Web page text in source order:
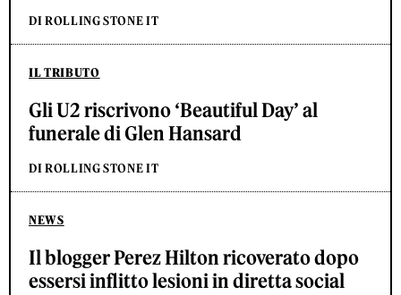
DI ROLLING STONE IT
IL TRIBUTO
Gli U2 riscrivono ‘Beautiful Day’ al
funerale di Glen Hansard
DI ROLLING STONE IT
NEWS
Il blogger Perez Hilton ricoverato dopo
essersi inflitto lesioni in diretta social